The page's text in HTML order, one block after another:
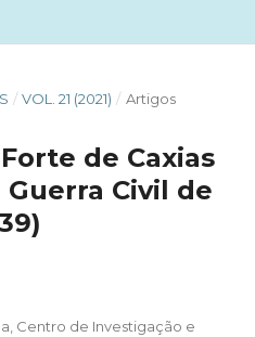
/ VOL. 21 (2021) / Artigos
de Caxias
Civil de
Centro de Investigação e